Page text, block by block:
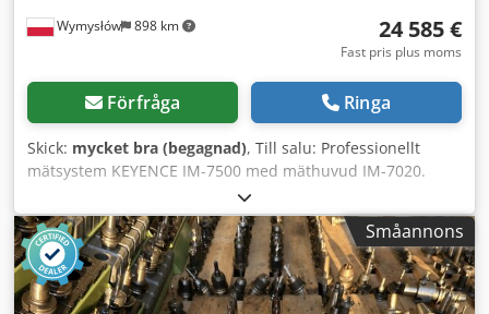
Wymysłów 898 km 24 585 €
Fast pris plus moms
Förfråga Ringa
Skick: mycket bra (begagnad), Till salu: Professionellt
mätsystem KEYENCE IM-7500 med mäthuvud IM-7020.
Utrustningen är avsedd för snabb och mycket noggrann
mätning av detaljer i produktion och kvalitetskontroll.
Systemet möjliggör automatisk mätning av flera
dimensioner samtidigt med hjälp av kamera. Perfekt för
CNC-verkstäder, verktygsmakerier och industri. Tekniska
data Tillverkare: KEYENCE Modell: IM-7500 Mäthuvud: IM-
Småannons